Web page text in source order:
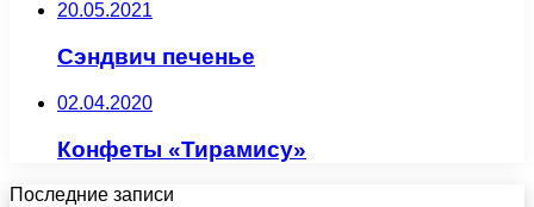
20.05.2021
Сэндвич печенье
02.04.2020
Конфеты «Тирамису»
Последние записи